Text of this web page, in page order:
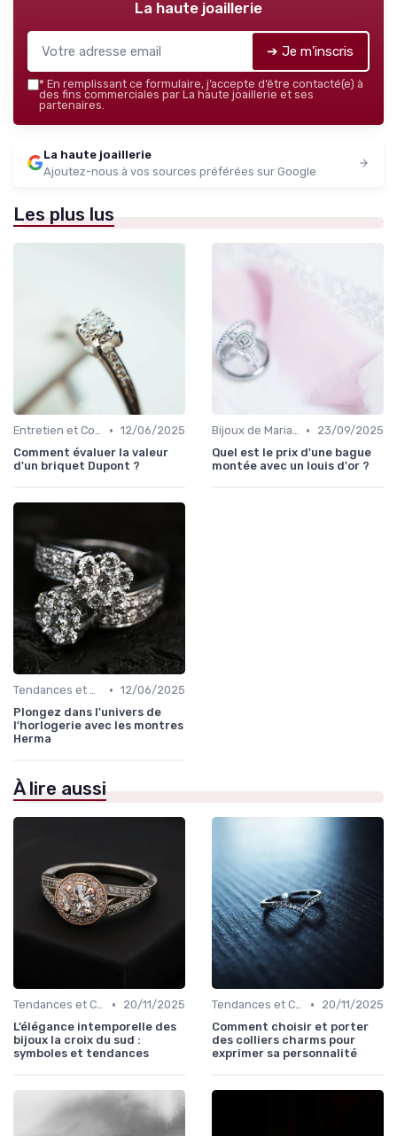
La haute joaillerie
➔ Je m'inscris
* En remplissant ce formulaire, j’accepte d’être contacté(e) à
des fins commerciales par La haute joaillerie et ses
partenaires.
La haute joaillerie
Ajoutez-nous à vos sources préférées sur Google
Les plus lus
Entretien et Conservation des Bijoux • 12/06/2025
Comment évaluer la valeur
d'un briquet Dupont ?
Bijoux de Mariage et de Fiançailles •
23/09/2025
Quel est le prix d'une bague
montée avec un louis d'or ?
Tendances et Conseils de Style • 12/06/2025
Plongez dans l'univers de
l'horlogerie avec les montres
Herma
À lire aussi
Tendances et Conseils de Style •
20/11/2025
L’élégance intemporelle des
bijoux la croix du sud :
symboles et tendances
Tendances et Conseils de Style •
20/11/2025
Comment choisir et porter
des colliers charms pour
exprimer sa personnalité